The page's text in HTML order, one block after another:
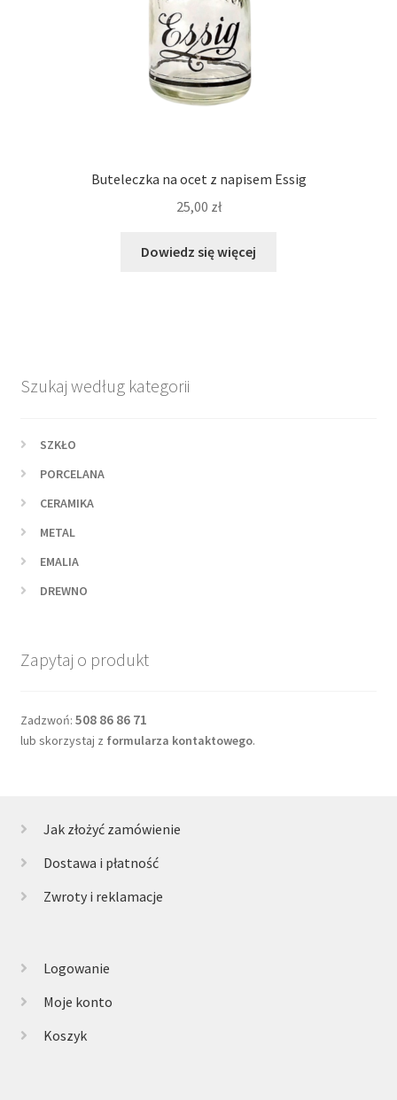
Buteleczka na ocet z napisem Essig
25,00 zł
Dowiedz się więcej
Szukaj według kategorii
SZKŁO
PORCELANA
CERAMIKA
METAL
EMALIA
DREWNO
Zapytaj o produkt
Zadzwoń: 508 86 86 71
lub skorzystaj z formularza kontaktowego.
Jak złożyć zamówienie
Dostawa i płatność
Zwroty i reklamacje
Logowanie
Moje konto
Koszyk